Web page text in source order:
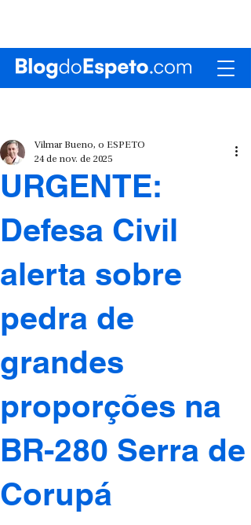
URGENTE:
Defesa Civil
alerta sobre
pedra de
grandes
proporções na
BR-280 Serra de
Corupá
Vilmar Bueno, o ESPETO
24 de nov. de 2025